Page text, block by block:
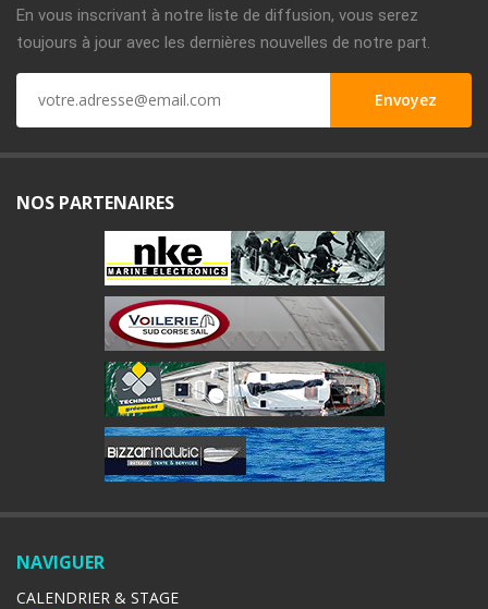
En vous inscrivant à notre liste de diffusion, vous serez
toujours à jour avec les dernières nouvelles de notre part.
NOS PARTENAIRES
NAVIGUER
CALENDRIER & STAGE